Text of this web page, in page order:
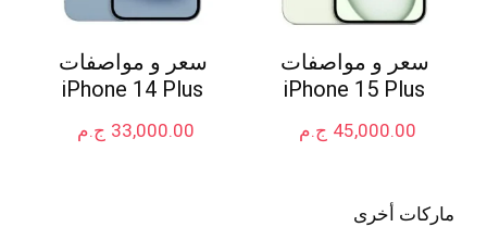
سعر و مواصفات
iPhone 15 Plus
ج.م 45,000.00
سعر و مواصفات
iPhone 14 Plus
ج.م 33,000.00
ماركات أخرى